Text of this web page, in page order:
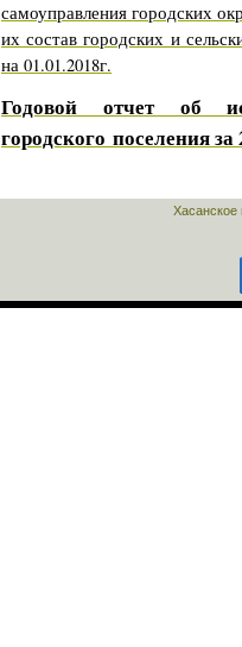
самоуправления городских
их состав городских и
на 01.01.2018г.
Годовой отчет об
городского поселения за
Хасанское